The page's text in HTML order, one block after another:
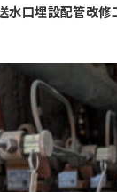
水口埋設配管改修